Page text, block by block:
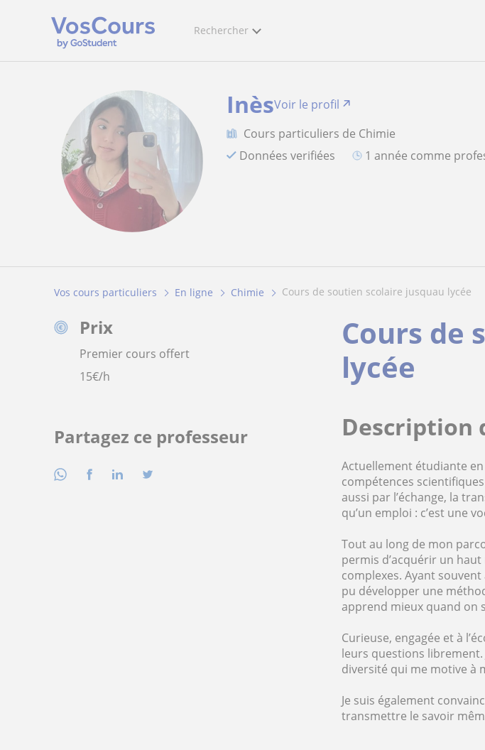
Rechercher
InèsVoir le profil
Cours particuliers de Chimie
Données verifiées
1 année comme
Vos cours particuliers En ligne Chimie cours de soutien scolaire jusquau lycée
Prix
Premier cours offert
15€/h
Partagez ce professeur
Cours de
lycée
Description
Actuellement étudiante
compétences
aussi par l’échange, la
qu’un emploi : c’est une
Tout au long de mon
permis d’acquérir un
complexes. Ayant
pu développer une
apprend mieux quand on
Curieuse, engagée et à
leurs questions librement.
diversité qui me motive à
Je suis également
transmettre le savoir